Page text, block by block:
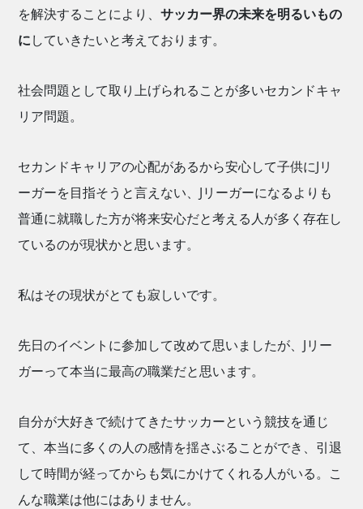
を解決することにより、サッカー界の未来を明るいもの
にしていきたいと考えております。
社会問題として取り上げられることが多いセカンドキャ
リア問題。
セカンドキャリアの心配があるから安心して子供にJリ
ーガーを目指そうと言えない、Jリーガーになるよりも
普通に就職した方が将来安心だと考える人が多く存在し
ているのが現状かと思います。
私はその現状がとても寂しいです。
先日のイベントに参加して改めて思いましたが、Jリー
ガーって本当に最高の職業だと思います。
自分が大好きで続けてきたサッカーという競技を通じ
て、本当に多くの人の感情を揺さぶることができ、引退
して時間が経ってからも気にかけてくれる人がいる。こ
んな職業は他にはありません。